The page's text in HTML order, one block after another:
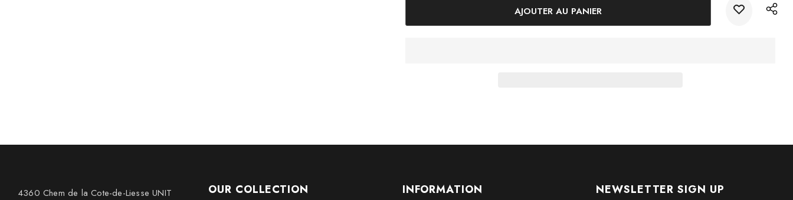
Petit - 3 x 2 x 2 pouces
4360 Chem de la Cote-de-Liesse UNIT
OUR COLLECTION INFORMATION NEWSLETTER SIGN UP